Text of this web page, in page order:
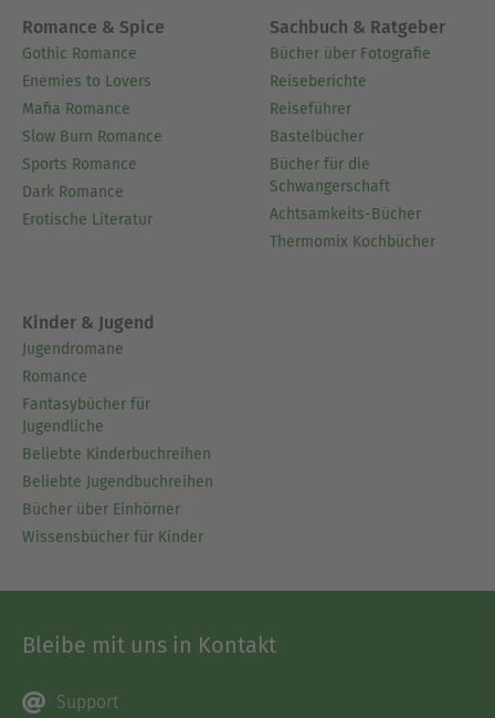
Romance & Spice
Gothic Romance
Enemies to Lovers
Mafia Romance
Slow Burn Romance
Sports Romance
Dark Romance
Erotische Literatur
Sachbuch & Ratgeber
Bücher über Fotografie
Reiseberichte
Reiseführer
Bastelbücher
Bücher für die
Schwangerschaft
Achtsamkeits-Bücher
Thermomix Kochbücher
Kinder & Jugend
Jugendromane
Romance
Fantasybücher für
Jugendliche
Beliebte Kinderbuchreihen
Beliebte Jugendbuchreihen
Bücher über Einhörner
Wissensbücher für Kinder
Bleibe mit uns in Kontakt
Support